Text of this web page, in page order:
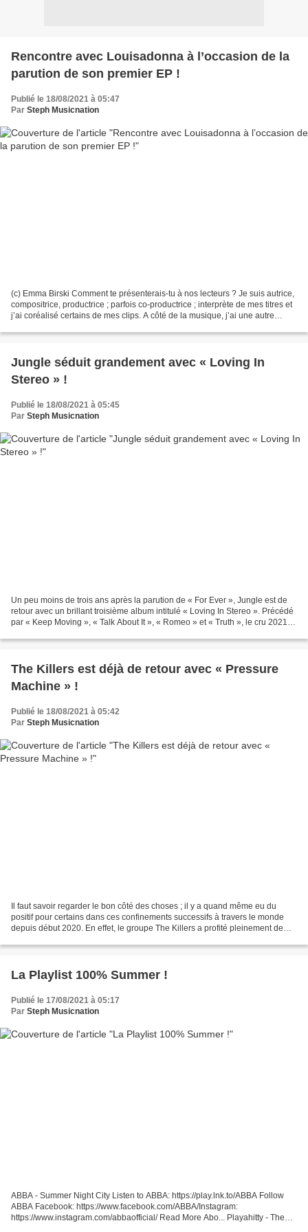
Rencontre avec Louisadonna à l’occasion de la
parution de son premier EP !
Publié le 18/08/2021 à 05:47
Par Steph Musicnation
(c) Emma Birski Comment te présenterais-tu à nos lecteurs ? Je suis autrice,
compositrice, productrice ; parfois co-productrice ; interprète de mes titres et
j’ai coréalisé certains de mes clips. A côté de la musique, j’ai une autre
Jungle séduit grandement avec « Loving In
Stereo » !
Publié le 18/08/2021 à 05:45
Par Steph Musicnation
Un peu moins de trois ans après la parution de « For Ever », Jungle est de
retour avec un brillant troisième album intitulé « Loving In Stereo ». Précédé
par « Keep Moving », « Talk About It », « Romeo » et « Truth », le cru 2021
The Killers est déjà de retour avec « Pressure
Machine » !
Publié le 18/08/2021 à 05:42
Par Steph Musicnation
Il faut savoir regarder le bon côté des choses ; il y a quand même eu du
positif pour certains dans ces confinements successifs à travers le monde
depuis début 2020. En effet, le groupe The Killers a profité pleinement de
La Playlist 100% Summer !
Publié le 17/08/2021 à 05:17
Par Steph Musicnation
ABBA - Summer Night City Listen to ABBA: https://play.lnk.to/ABBA Follow
ABBA Facebook: https://www.facebook.com/ABBA/Instagram:
https://www.instagram.com/abbaofficial/ Read More Abo... Playahitty - The